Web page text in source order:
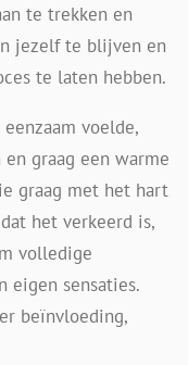
te trekken en
jezelf te blijven en
te laten hebben.
voelde,
graag een warme
graag met het hart
het verkeerd is,
volledige
eigen sensaties.
beïnvloeding,